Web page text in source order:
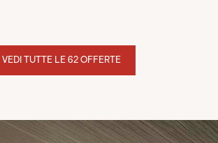
VEDI TUTTE LE 62 OFFERTE